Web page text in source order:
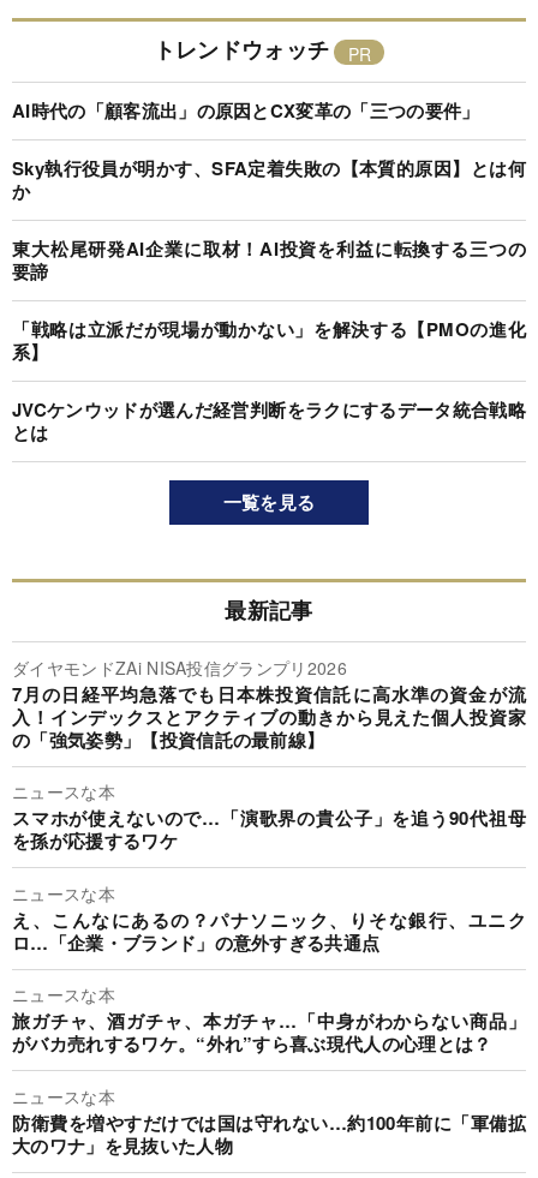
トレンドウォッチ
AI時代の「顧客流出」の原因とCX変革の「三つの要件」
Sky執行役員が明かす、SFA定着失敗の【本質的原因】とは何
か
東大松尾研発AI企業に取材！AI投資を利益に転換する三つの
要諦
「戦略は立派だが現場が動かない」を解決する【PMOの進化
系】
JVCケンウッドが選んだ経営判断をラクにするデータ統合戦略
とは
一覧を見る
最新記事
ダイヤモンドZAi NISA投信グランプリ2026
7月の日経平均急落でも日本株投資信託に高水準の資金が流
入！インデックスとアクティブの動きから見えた個人投資家
の「強気姿勢」【投資信託の最前線】
ニュースな本
スマホが使えないので…「演歌界の貴公子」を追う90代祖母
を孫が応援するワケ
ニュースな本
え、こんなにあるの？パナソニック、りそな銀行、ユニク
ロ…「企業・ブランド」の意外すぎる共通点
ニュースな本
旅ガチャ、酒ガチャ、本ガチャ…「中身がわからない商品」
がバカ売れするワケ。“外れ”すら喜ぶ現代人の心理とは？
ニュースな本
防衛費を増やすだけでは国は守れない…約100年前に「軍備拡
大のワナ」を見抜いた人物